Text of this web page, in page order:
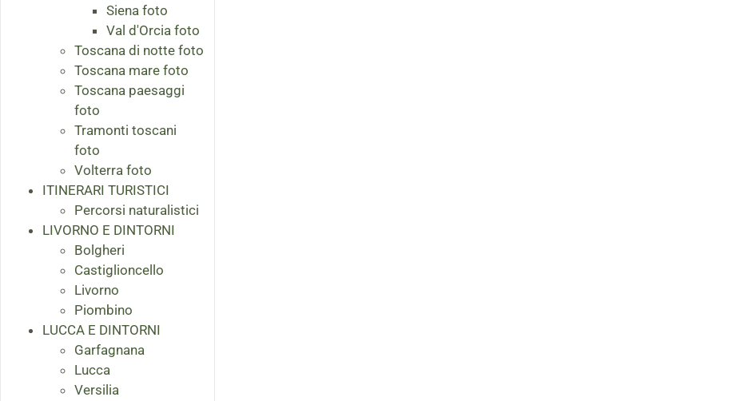
Siena foto
Val d'Orcia foto
Toscana di notte foto
Toscana mare foto
Toscana paesaggi
foto
Tramonti toscani
foto
Volterra foto
ITINERARI TURISTICI
Percorsi naturalistici
LIVORNO E DINTORNI
Bolgheri
Castiglioncello
Livorno
Piombino
LUCCA E DINTORNI
Garfagnana
Lucca
Versilia